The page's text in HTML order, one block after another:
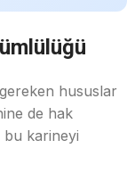
gereken hususlar
de hak
karineyi